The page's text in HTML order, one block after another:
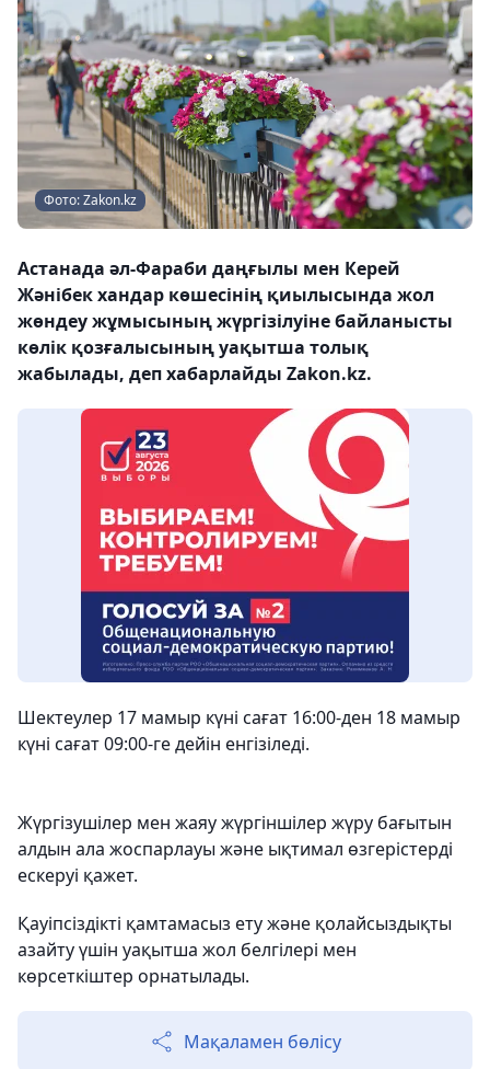
Фото: Zakon.kz
Астанада әл-Фараби даңғылы мен Керей
Жәнібек хандар көшесінің қиылысында жол
жөндеу жұмысының жүргізілуіне байланысты
көлік қозғалысының уақытша толық
жабылады, деп хабарлайды Zakon.kz.
Шектеулер 17 мамыр күні сағат 16:00-ден 18 мамыр
күні сағат 09:00-ге дейін енгізіледі.
Жүргізушілер мен жаяу жүргіншілер жүру бағытын
алдын ала жоспарлауы және ықтимал өзгерістерді
ескеруі қажет.
Қауіпсіздікті қамтамасыз ету және қолайсыздықты
азайту үшін уақытша жол белгілері мен
көрсеткіштер орнатылады.
Мақаламен бөлісу